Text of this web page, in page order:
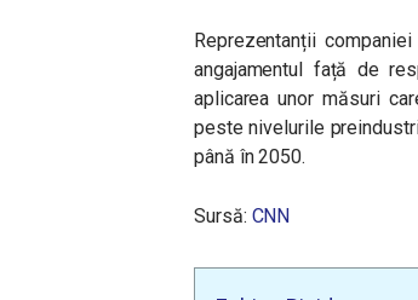
Reprezentanții
angajamentul față de
aplicarea unor măsuri
peste nivelurile
până în 2050.
Sursă: CNN